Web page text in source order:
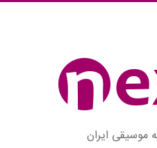
موسیقی ایران